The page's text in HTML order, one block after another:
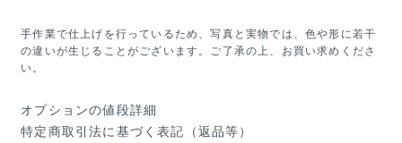
手作業で仕上げを行っているため、写真と実物では、色や形に若干
の違いが生じることがございます。ご了承の上、お買い求めくださ
い。
オプションの値段詳細
特定商取引法に基づく表記（返品等）